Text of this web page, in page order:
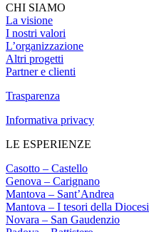
CHI SIAMO
La visione
I nostri valori
L’organizzazione
Altri progetti
Partner e clienti
Trasparenza
Informativa privacy
LE ESPERIENZE
Casotto – Castello
Genova – Carignano
Mantova – Sant’Andrea
Mantova – I tesori della Diocesi
Novara – San Gaudenzio